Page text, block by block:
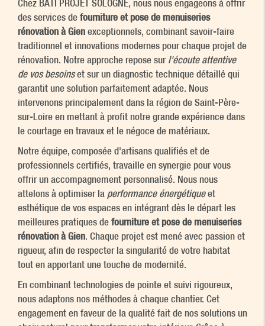
Chez BATI PROJET SOLOGNE, nous nous engageons à offrir
des services de fourniture et pose de menuiseries
rénovation à Gien exceptionnels, combinant savoir-faire
traditionnel et innovations modernes pour chaque projet de
rénovation. Notre approche repose sur l'écoute attentive
de vos besoinset sur un diagnostic technique détaillé qui
garantit une solution parfaitement adaptée. Nous
intervenons principalement dans la région de Saint-Père-
sur-Loire en mettant à profit notre grande expérience dans
le courtage en travaux et le négoce de matériaux.
Notre équipe, composée d'artisans qualifiés et de
professionnels certifiés, travaille en synergie pour vous
offrir un accompagnement personnalisé. Nous nous
attelons à optimiser la performance énergétiqueet
esthétique de vos espaces en intégrant dès le départ les
meilleures pratiques de fourniture et pose de menuiseries
rénovation à Gien. Chaque projet est mené avec passion et
rigueur, afin de respecter la singularité de votre habitat
tout en apportant une touche de modernité.
En combinant technologies de pointe et suivi rigoureux,
nous adaptons nos méthodes à chaque chantier. Cet
engagement en faveur de la qualité fait de nos solutions un